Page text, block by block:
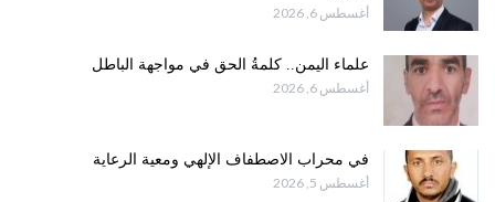
أغسطس 6, 2026
علماء اليمن.. كلمةُ الحق في مواجهة الباطل
أغسطس 6, 2026
في محراب الاصطفاف الإلهي ومعية الرعاية
أغسطس 5, 2026